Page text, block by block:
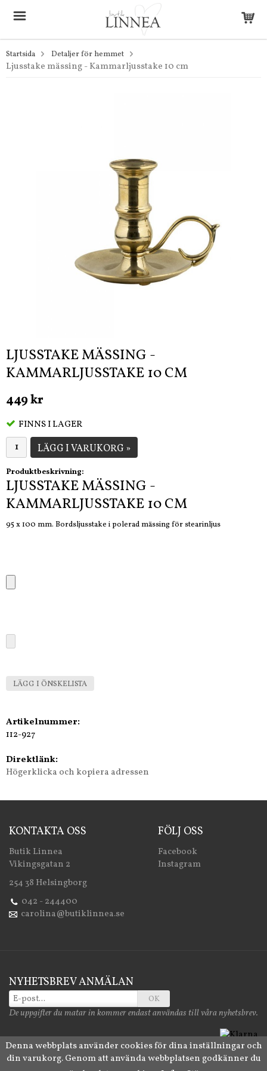
Startsida Detaljer för hemmet
Ljusstake mässing - Kammarljusstake 10 cm
LJUSSTAKE MÄSSING -
KAMMARLJUSSTAKE 10 CM
449 kr
FINNS I LAGER
LÄGG I VARUKORG »
Produktbeskrivning:
LJUSSTAKE MÄSSING -
KAMMARLJUSSTAKE 10 CM
95 x 100 mm. Bordsljusstake i polerad mässing för stearinljus
LÄGG I ÖNSKELISTA
Artikelnummer:
112-927
Direktlänk:
Högerklicka och kopiera adressen
KONTAKTA OSS
Butik Linnea
Vikingsgatan 2
254 38 Helsingborg
042 - 244400
carolina@butiklinnea.se
FÖLJ OSS
Facebook
Instagram
NYHETSBREV ANMÄLAN
OK
De uppgifter du matar in kommer endast användas till våra nyhetsbrev.
Denna webbplats använder cookies för dina inställningar och
din varukorg. Genom att använda webbplatsen godkänner du